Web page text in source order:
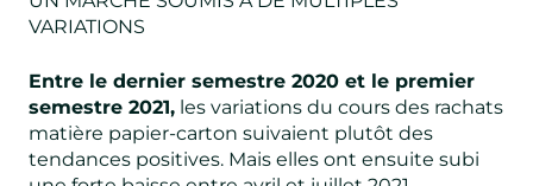
VARIATIONS
Entre le dernier semestre 2020 et le premier
semestre 2021, les variations du cours des rachats
matière papier-carton suivaient plutôt des
tendances positives. Mais elles ont ensuite subi